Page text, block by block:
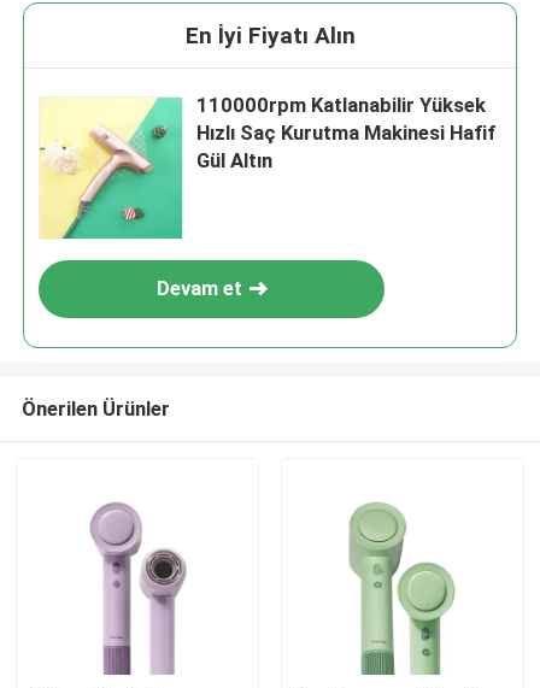
En İyi Fiyatı Alın
110000rpm Katlanabilir Yüksek
Hızlı Saç Kurutma Makinesi Hafif
Gül Altın
Devam et
Önerilen Ürünler